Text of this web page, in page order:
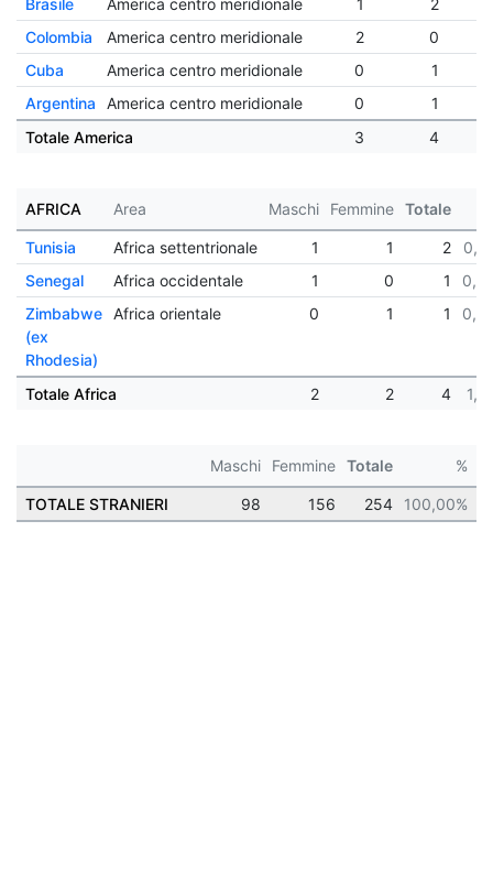
Brasile America centro meridionale 1 2
Colombia
America centro meridionale 2 0
Cuba
America centro meridionale 0 1
Argentina
America centro meridionale 0 1
Totale America
3 4
AFRICA Area Maschi Femmine Totale
Tunisia Africa settentrionale 1 1 2
Senegal
Africa occidentale 1 0 1
Zimbabwe
(ex
Rhodesia)
Africa orientale 0 1 1
Totale Africa 2 2 4
Maschi Femmine Totale %
TOTALE STRANIERI 98 156 254 100,00%